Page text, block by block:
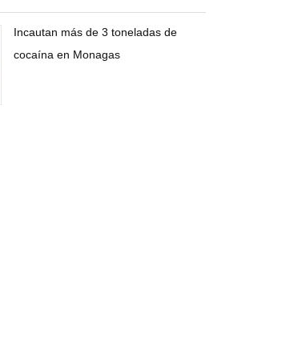
Incautan más de 3 toneladas de
cocaína en Monagas